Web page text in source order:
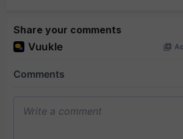
Share your comments